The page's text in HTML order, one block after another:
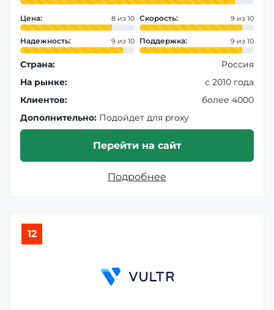
Цена: 8 Скорость: 9
Надежность: 9 Поддержка: 9
Страна:
Россия
На рынке:
с 2010 года
Клиентов:
более 4000
Дополнительно: Подойдет для proxy
Перейти на сайт
Подробнее
12